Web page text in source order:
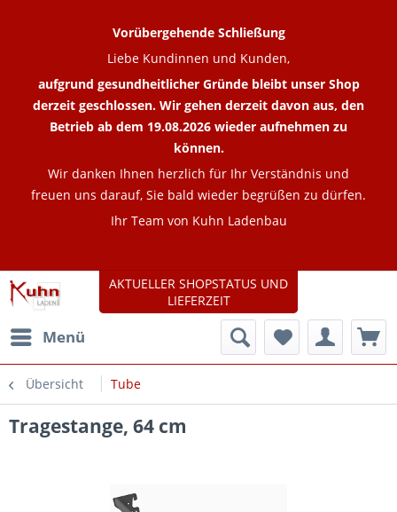
Menü
Übersicht Tube
Tragestange, 64 cm
AKTUELLER SHOPSTATUS UND
LIEFERZEIT
Vorübergehende Schließung
Liebe Kundinnen und Kunden,
aufgrund gesundheitlicher Gründe bleibt unser Shop
derzeit geschlossen. Wir gehen derzeit davon aus, den
Betrieb ab dem 19.08.2026 wieder aufnehmen zu
können.
Wir danken Ihnen herzlich für Ihr Verständnis und
freuen uns darauf, Sie bald wieder begrüßen zu dürfen.
Ihr Team von Kuhn Ladenbau